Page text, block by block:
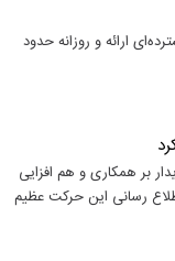
ارائه و روزانه حدود
بر همکاری و هم افزایی
رسانی این حرکت عظیم
پود ارادت - قسمت دوم